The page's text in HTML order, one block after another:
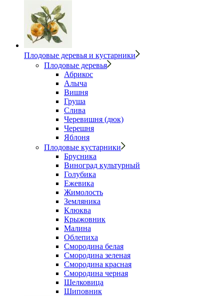
Плодовые деревья и кустарники
Плодовые деревья
Абрикос
Алыча
Вишня
Груша
Слива
Черевишня (дюк)
Черешня
Яблоня
Плодовые кустарники
Брусника
Виноград культурный
Голубика
Ежевика
Жимолость
Земляника
Клюква
Крыжовник
Малина
Облепиха
Смородина белая
Смородина зеленая
Смородина красная
Смородина черная
Шелковица
Шиповник